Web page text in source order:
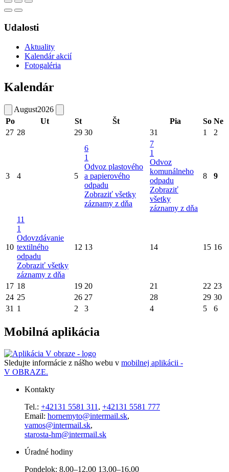
Udalosti
Aktuality
Kalendár akcií
Fotogaléria
Kalendár
August2026
Po
Ut St Št Pia So Ne
27 28 29 30 31 1 2
3 4 5
6
1
Odvoz plastového
a papierového
odpadu
Zobraziť všetky
záznamy z dňa
7
1
Odvoz
komunálneho
odpadu
Zobraziť
všetky
záznamy z dňa
8 9
10
11
1
Odovzdávanie
textilného
odpadu
Zobraziť všetky
záznamy z dňa
12 13 14 15 16
17 18 19 20 21 22 23
24 25 26 27 28 29 30
31 1 2 3 4 5 6
Mobilná aplikácia
Sledujte informácie z nášho webu v mobilnej aplikácii -
V OBRAZE.
Kontakty
Tel.: +42131 5581 311 , +42131 5581 777
Email: hornemyto@intermail.sk,
vamos@intermail.sk,
starosta-hm@intermail.sk
Úradné hodiny
Pondelok: 8,00–12,00 13,00–16,00